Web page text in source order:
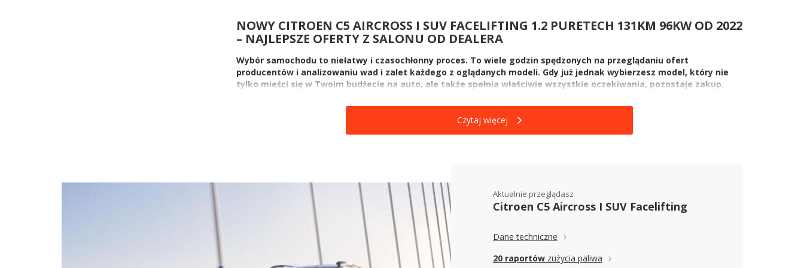
NOWY CITROEN C5 AIRCROSS I SUV FACELIFTING 1.2 PURETECH 131KM 96KW OD 2022
– NAJLEPSZE OFERTY Z SALONU OD DEALERA
Wybór samochodu to niełatwy i czasochłonny proces. To wiele godzin spędzonych na przeglądaniu ofert
producentów i analizowaniu wad i zalet każdego z oglądanych modeli. Gdy już jednak wybierzesz model, który nie
tylko mieści się w Twoim budżecie na auto, ale także spełnia właściwie wszystkie oczekiwania, pozostaje zakup.
najbardziej korzystnej dla Ciebie oferty.
Trafiłeś tutaj, ponieważ interesuje Cię nowy Citroen C5 Aircross I SUV Facelifting 1.2 PureTech 131KM 96kW od 2022 z salonu.
Citroen C5 Aircross I SUV Facelifting 1.2 PureTech 131KM 96kW od 2022 – konfiguracja ma
największy wpływ na cenę
Na to, ile kosztuje nowy Citroen C5 Aircross I SUV Facelifting 1.2 PureTech 131KM 96kW od 2022 z salonu ma wpływ przede
wszystkim wybrany podczas konfiguracji silnik (jego rodzaj, pojemność i moc), skrzynia biegów, napęd i oczywiście pakiet
wyposażenia, a wraz z nim wszelkie zabezpieczenia, asystenci jazdy, klimatyzacja czy multimedia. To, ile zapłacimy za auto, zależy
także od koloru nadwozia oraz rozmiaru i rodzaju felg, a nawet założonych opon.
Czytaj więcej
Aktualnie przeglądasz
Citroen C5 Aircross I SUV Facelifting
Dane techniczne
20 raportów zużycia paliwa